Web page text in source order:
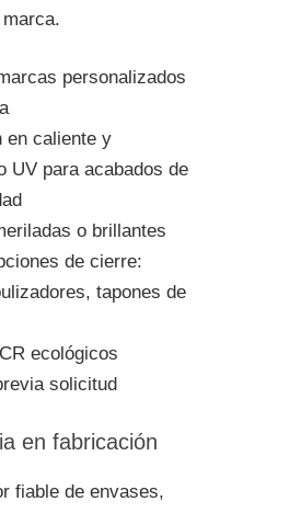
personalizados
en caliente y
UV para acabados de
o brillantes
de cierre:
tapones de
ecológicos
solicitud
en fabricación
fiable de envases,